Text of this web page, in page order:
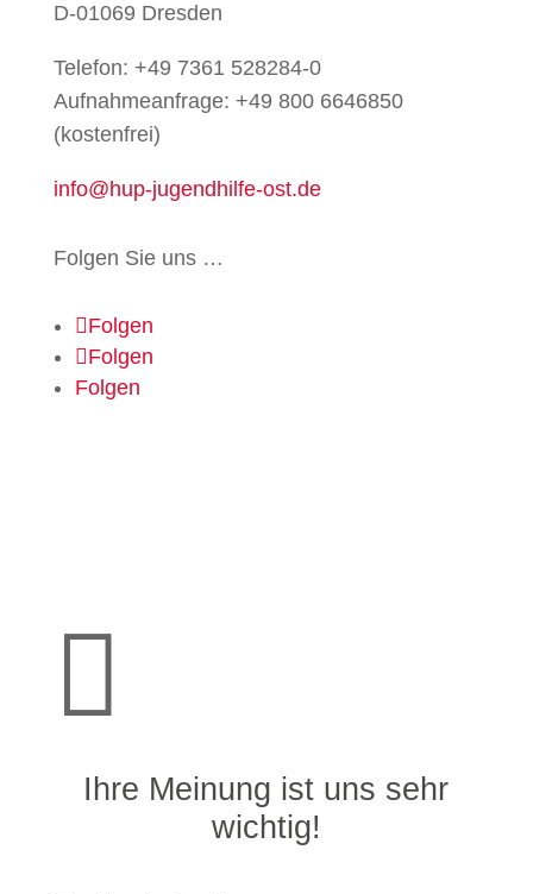
D-01069 Dresden
Telefon: +49 7361 528284-0
Aufnahmeanfrage: +49 800 6646850
(kostenfrei)
info@hup-jugendhilfe-ost.de
Folgen Sie uns …
Folgen
Folgen
Folgen

Ihre Meinung ist uns sehr
wichtig!